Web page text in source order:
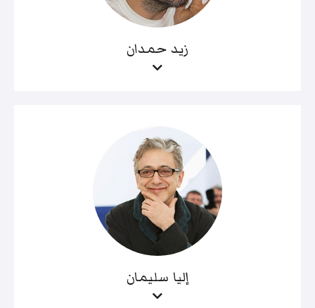
زيد حمدان
إليا سليمان